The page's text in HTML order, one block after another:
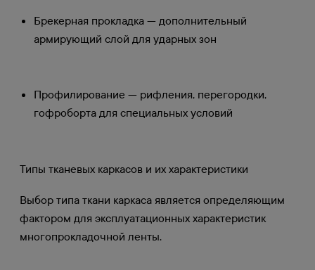
Брекерная прокладка — дополнительный
армирующий слой для ударных зон
Профилирование — рифления, перегородки,
гофроборта для специальных условий
Типы тканевых каркасов и их характеристики
Выбор типа ткани каркаса является определяющим
фактором для эксплуатационных характеристик
многопрокладочной ленты.